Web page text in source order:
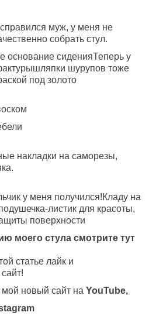
муж, у меня не
собрать стул.
сиденияТеперь у
шурупов тоже
под золото
накладки на саморезы,
у меня получился!Кладу на
листик для красоты,
поверхности
моего стула смотрите тут
статье лайк и
мой новый сайт наYouTube,